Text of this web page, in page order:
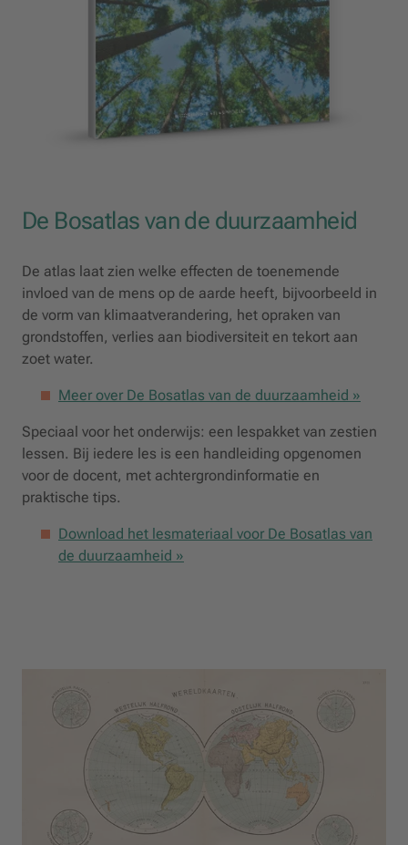
De Bosatlas van de duurzaamheid
De atlas laat zien welke effecten de toenemende
invloed van de mens op de aarde heeft, bijvoorbeeld in
de vorm van klimaatverandering, het opraken van
grondstoffen, verlies aan biodiversiteit en tekort aan
zoet water.
Meer over De Bosatlas van de duurzaamheid »
Speciaal voor het onderwijs: een lespakket van zestien
lessen. Bij iedere les is een handleiding opgenomen
voor de docent, met achtergrondinformatie en
praktische tips.
Download het lesmateriaal voor De Bosatlas van
de duurzaamheid »